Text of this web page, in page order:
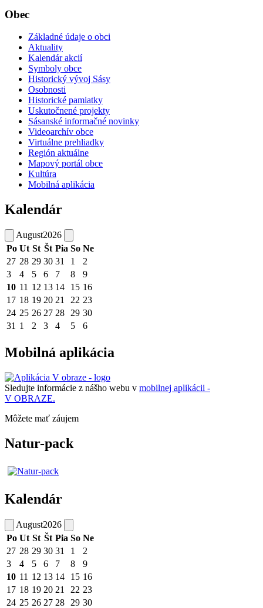
Obec
Základné údaje o obci
Aktuality
Kalendár akcií
Symboly obce
Historický vývoj Sásy
Osobnosti
Historické pamiatky
Uskutočnené projekty
Sásanské informačné novinky
Videoarchív obce
Virtuálne prehliadky
Región aktuálne
Mapový portál obce
Kultúra
Mobilná aplikácia
Kalendár
August2026
Po Ut St Št Pia So Ne
27 28 29 30 31 1
2
3
4 5 6 7 8
9
10 11 12 13 14 15 16
17 18 19 20 21 22 23
24 25 26 27 28 29 30
31 1 2 3 4 5 6
Mobilná aplikácia
Sledujte informácie z nášho webu v mobilnej aplikácii -
V OBRAZE.
Môžete mať záujem
Natur-pack
Kalendár
August2026
Po Ut St Št Pia So Ne
27 28 29 30 31 1
2
3
4 5 6 7 8
9
10 11 12 13 14 15 16
17 18 19 20 21 22 23
24 25 26 27 28 29 30